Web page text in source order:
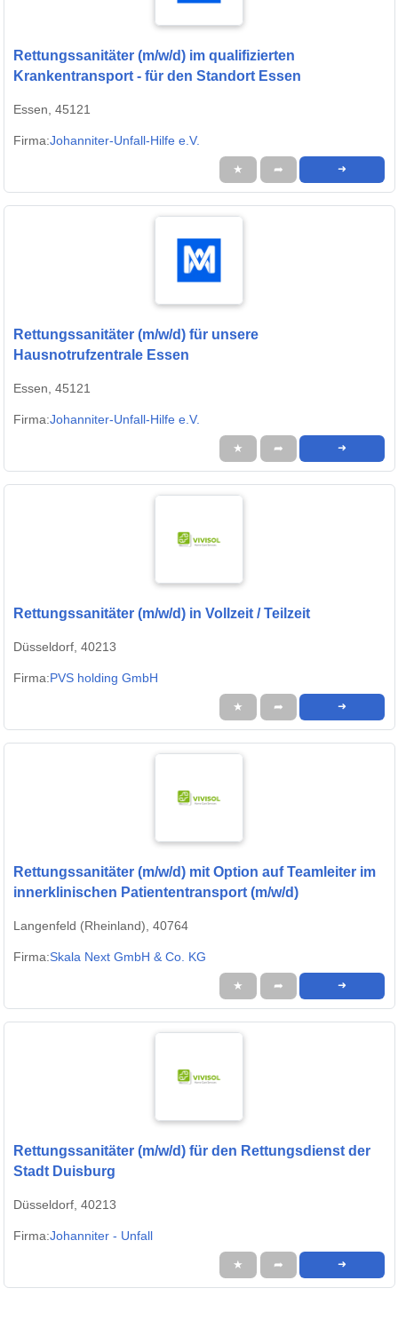
Rettungssanitäter (m/w/d) im qualifizierten
Krankentransport - für den Standort Essen
Essen, 45121
Firma:Johanniter-Unfall-Hilfe e.V.
★ ➦ ➜
Rettungssanitäter (m/w/d) für unsere
Hausnotrufzentrale Essen
Essen, 45121
Firma:Johanniter-Unfall-Hilfe e.V.
★ ➦ ➜
Rettungssanitäter (m/w/d) in Vollzeit / Teilzeit
Düsseldorf, 40213
Firma:PVS holding GmbH
★ ➦ ➜
Rettungssanitäter (m/w/d) mit Option auf Teamleiter im
innerklinischen Patiententransport (m/w/d)
Langenfeld (Rheinland), 40764
Firma:Skala Next GmbH & Co. KG
★ ➦ ➜
Rettungssanitäter (m/w/d) für den Rettungsdienst der
Stadt Duisburg
Düsseldorf, 40213
Firma:Johanniter - Unfall
★ ➦ ➜